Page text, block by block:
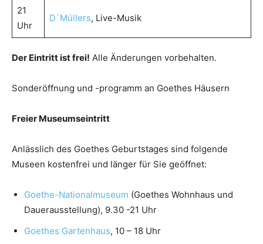
21
Uhr
D`Müllers, Live-Musik
Der Eintritt ist frei! Alle Änderungen vorbehalten.
Sonderöffnung und -programm an Goethes Häusern
Freier Museumseintritt
Anlässlich des Goethes Geburtstages sind folgende
Museen kostenfrei und länger für Sie geöffnet:
Goethe-Nationalmuseum (Goethes Wohnhaus und
Dauerausstellung), 9.30 -21 Uhr
Goethes Gartenhaus, 10 – 18 Uhr